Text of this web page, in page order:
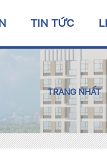
TIN TỨC
TRANG NHẤT